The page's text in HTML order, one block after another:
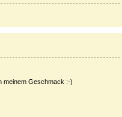
meinem Geschmack :-)